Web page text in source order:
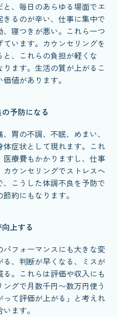
、毎日のあらゆる場面でエ
るのが辛い、仕事に集中で
寝つきが悪い。これら一つ
います。カウンセリングを
、これらの負担が軽くな
ます。生活の質が上がるこ
値があります。
予防になる
胃の不調、不眠、めまい、
症状として現れます。これ
療費もかかりますし、仕事
ウンセリングでストレスへ
こうした体調不良を予防で
約にもなります。
上する
フォーマンスにも大きな変
、判断が早くなる、ミスが
。これらは評価や収入にも
グで月数千円〜数万円使う
て評価が上がる」と考えれ
ます。